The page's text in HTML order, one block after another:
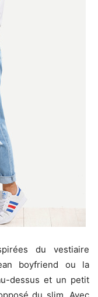
du vestiaire
boyfriend ou la
dessus et un petit